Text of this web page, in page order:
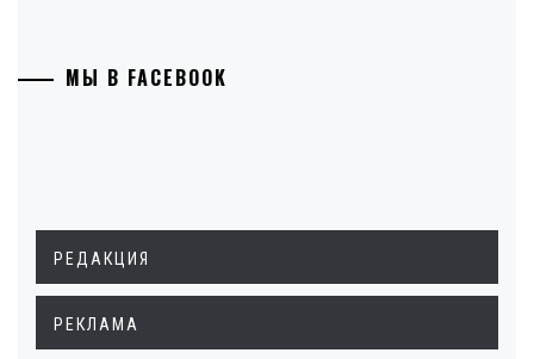
МЫ В FACEBOOK
РЕДАКЦИЯ
РЕКЛАМА